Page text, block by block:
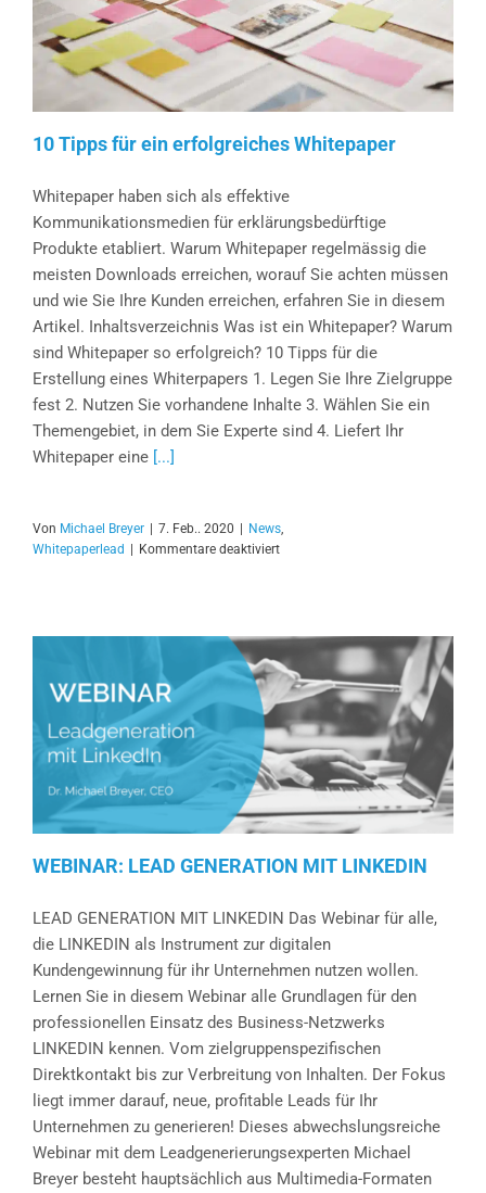
10 Tipps für ein erfolgreiches Whitepaper
Whitepaper haben sich als effektive
Kommunikationsmedien für erklärungsbedürftige
Produkte etabliert. Warum Whitepaper regelmässig die
meisten Downloads erreichen, worauf Sie achten müssen
und wie Sie Ihre Kunden erreichen, erfahren Sie in diesem
Artikel. Inhaltsverzeichnis Was ist ein Whitepaper? Warum
sind Whitepaper so erfolgreich? 10 Tipps für die
Erstellung eines Whiterpapers 1. Legen Sie Ihre Zielgruppe
fest 2. Nutzen Sie vorhandene Inhalte 3. Wählen Sie ein
Themengebiet, in dem Sie Experte sind 4. Liefert Ihr
Whitepaper eine [...]
Von Michael Breyer 7. Feb.. 2020 News,
Whitepaperlead
Kommentare deaktiviertfür
erfolgreiches
Whitepaper
WEBINAR: LEAD GENERATION MIT LINKEDIN
LEAD GENERATION MIT LINKEDIN Das Webinar für alle,
die LINKEDIN als Instrument zur digitalen
Kundengewinnung für ihr Unternehmen nutzen wollen.
Lernen Sie in diesem Webinar alle Grundlagen für den
professionellen Einsatz des Business-Netzwerks
LINKEDIN kennen. Vom zielgruppenspezifischen
Direktkontakt bis zur Verbreitung von Inhalten. Der Fokus
liegt immer darauf, neue, profitable Leads für Ihr
Unternehmen zu generieren! Dieses abwechslungsreiche
Webinar mit dem Leadgenerierungsexperten Michael
Breyer besteht hauptsächlich aus Multimedia-Formaten